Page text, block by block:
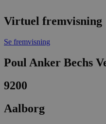
Virtuel fremvisning
Se fremvisning
Poul Anker Bechs
9200
Aalborg